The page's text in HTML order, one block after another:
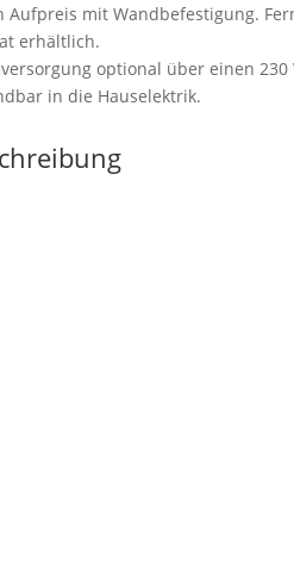
Aufpreis mit Wandbefestigung.
erhältlich.
optional über einen 230
in die Hauselektrik.